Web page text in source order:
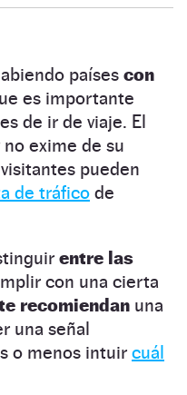
países con
es importante
de ir de viaje. El
exime de su
pueden
de tráfico de
entre las
con una cierta
recomiendan una
una señal
o menos intuir cuál